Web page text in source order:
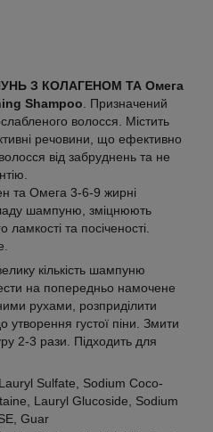
З КОЛАГЕНОМ ТА Омега
Shampoo . Призначений
волосся. Містить
речовини, що ефективно
від забруднень та не
та Омега 3-6-9 жирні
шампуню, зміцнюють
та посіченості.
кількість шампуню
на попередньо намочене
рухами, розприділити
утворення густої піни. Змити
2-3 рази. Підходить для
Sulfate, Sodium Coco-
Lauryl Glucoside, Sodium
Guar